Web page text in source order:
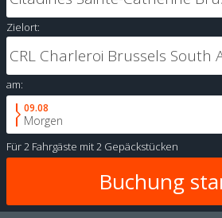
Zielort:
am:
09.08
Morgen
Für2 Fahrgäste mit2 Gepäckstücken